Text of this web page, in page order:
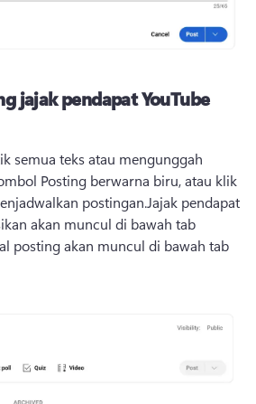
jajak pendapat YouTube
semua teks atau mengunggah
Posting berwarna biru, atau klik
postingan.Jajak pendapat
akan muncul di bawah tab
posting akan muncul di bawah tab